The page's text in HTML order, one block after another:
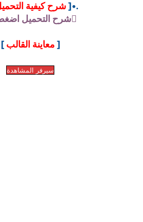
.•[شرح كيفية
شرح التحميل
[ معاينة القالب]
سيرفر المشاهدة